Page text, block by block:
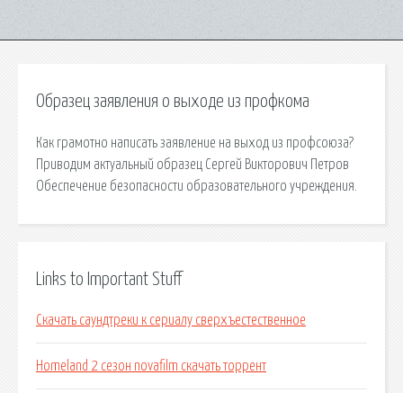
Образец заявления о выходе из профкома
Как грамотно написать заявление на выход из профсоюза?
Приводим актуальный образец Сергей Викторович Петров
Обеспечение безопасности образовательного учреждения.
Links to Important Stuff
Скачать саундтреки к сериалу сверхъестественное
Homeland 2 сезон novafilm скачать торрент